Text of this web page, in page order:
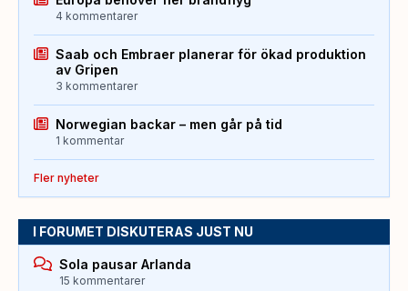
4 kommentarer
Saab och Embraer planerar för ökad produktion
av Gripen
3 kommentarer
Norwegian backar – men går på tid
1 kommentar
Fler nyheter
I FORUMET DISKUTERAS JUST NU
Sola pausar Arlanda
15 kommentarer